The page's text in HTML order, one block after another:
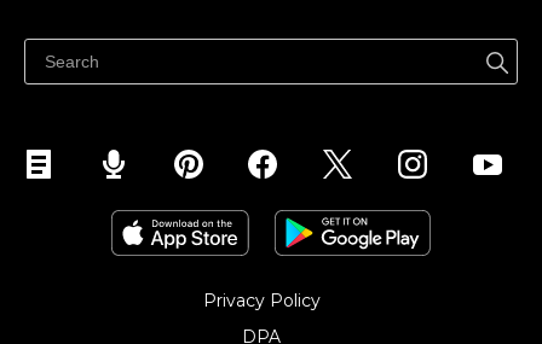
Sælg på Facebook
Sælg på Instagram
Privacy Policy
DPA